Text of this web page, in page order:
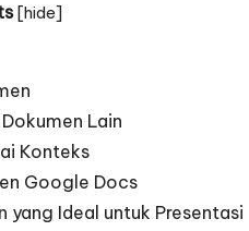
[hide]
Lain
Konteks
Google Docs
yang Ideal untuk Presentasi